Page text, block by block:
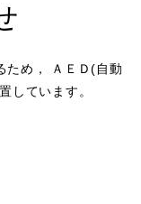
ため， ＡＥＤ(自動
しています。